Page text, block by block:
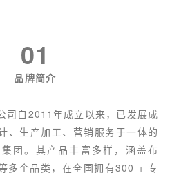
01
品牌简介
司自2011年成立以来，已发展成
、生产加工、营销服务于一体的
团。其产品丰富多样，涵盖布
多个品类，在全国拥有300 + 专